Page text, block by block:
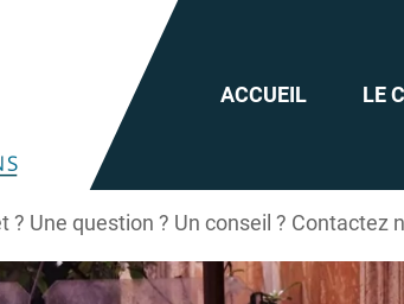
ACCUEIL LE
? Une question ? Un conseil ? Contactez